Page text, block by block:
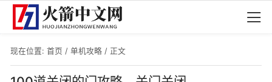
现在位置: 首页 / 单机攻略 / 正文